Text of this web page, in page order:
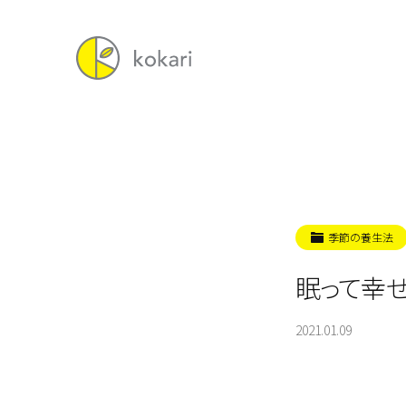
季節の養生法
眠って幸
2021.01.09